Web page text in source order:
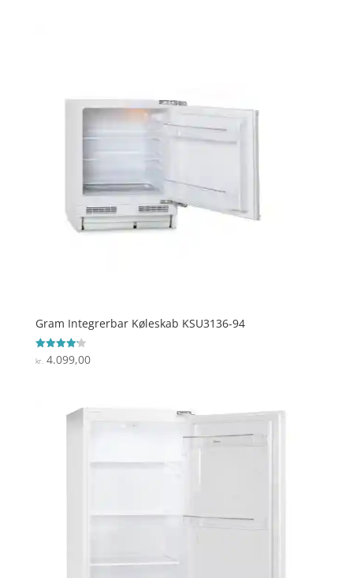
Gram Integrerbar Køleskab KSU3136-94
Vurderet
4.2
kr. 4.099,00